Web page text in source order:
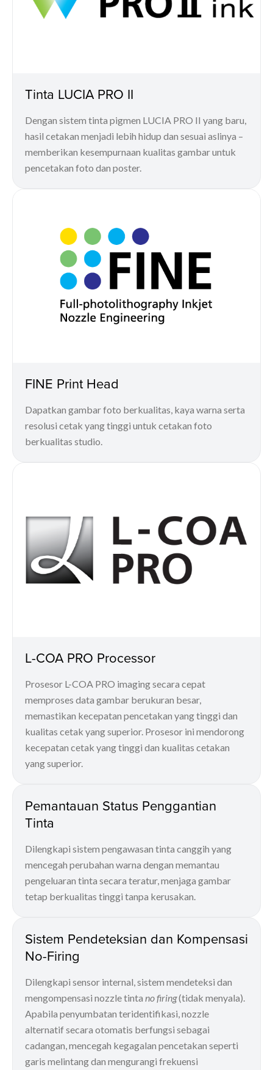
Tinta LUCIA PRO II
Dengan sistem tinta pigmen LUCIA PRO II yang baru,
hasil cetakan menjadi lebih hidup dan sesuai aslinya –
memberikan kesempurnaan kualitas gambar untuk
pencetakan foto dan poster.
FINE Print Head
Dapatkan gambar foto berkualitas, kaya warna serta
resolusi cetak yang tinggi untuk cetakan foto
berkualitas studio.
L-COA PRO Processor
Prosesor L-COA PRO imaging secara cepat
memproses data gambar berukuran besar,
memastikan kecepatan pencetakan yang tinggi dan
kualitas cetak yang superior. Prosesor ini mendorong
kecepatan cetak yang tinggi dan kualitas cetakan
yang superior.
Pemantauan Status Penggantian
Tinta
Dilengkapi sistem pengawasan tinta canggih yang
mencegah perubahan warna dengan memantau
pengeluaran tinta secara teratur, menjaga gambar
tetap berkualitas tinggi tanpa kerusakan.
Sistem Pendeteksian dan Kompensasi
No-Firing
Dilengkapi sensor internal, sistem mendeteksi dan
mengompensasi nozzle tinta no firing(tidak menyala).
Apabila penyumbatan teridentifikasi, nozzle
alternatif secara otomatis berfungsi sebagai
cadangan, mencegah kegagalan pencetakan seperti
garis melintang dan mengurangi frekuensi